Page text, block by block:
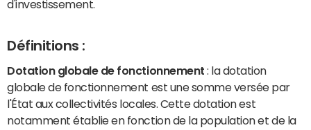
d'investissement.
Définitions :
Dotation globale de fonctionnement : la dotation
globale de fonctionnement est une somme versée par
l'État aux collectivités locales. Cette dotation est
notamment établie en fonction de la population et de la